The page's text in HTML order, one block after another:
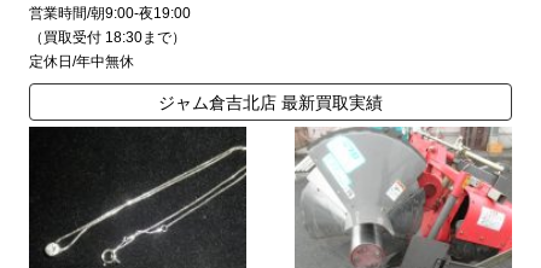
営業時間/朝9:00-夜19:00
（買取受付 18:30まで）
定休日/年中無休
ジャム倉吉北店 最新買取実績